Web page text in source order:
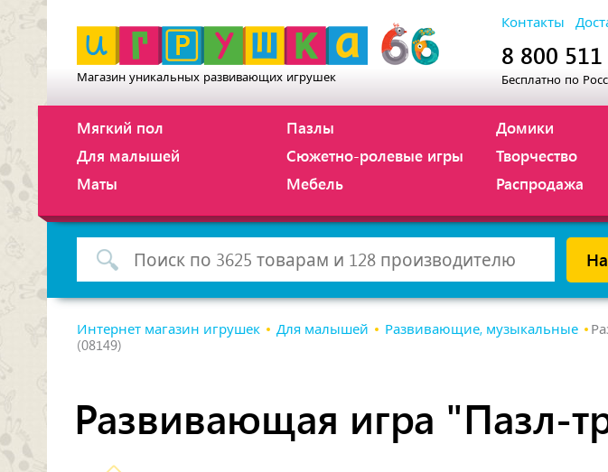
Магазин уникальных развивающих игрушек
Контакты
8 800
Бесплатно по
Мягкий пол
Для малышей
Маты
Пазлы
Сюжетно-ролевые игры
Мебель
Домики
Творчество
Распродажа
Интернет магазин игрушек Для малышей Развивающие, музыкальные
(08149)
Развивающая игра "Пазл-